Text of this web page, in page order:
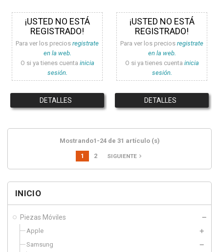
INICIO
Piezas Móviles
Apple
Samsung
¡USTED NO ESTÁ
REGISTRADO!
Para ver los precios registrate
en la web.
O si ya tienes cuenta inicia
sesión.
DETALLES
¡USTED NO ESTÁ
REGISTRADO!
Para ver los precios registrate
en la web.
O si ya tienes cuenta inicia
sesión.
DETALLES
Mostrando1-24 de 31 artículo (s)
1 2 SIGUIENTEnavigate_next